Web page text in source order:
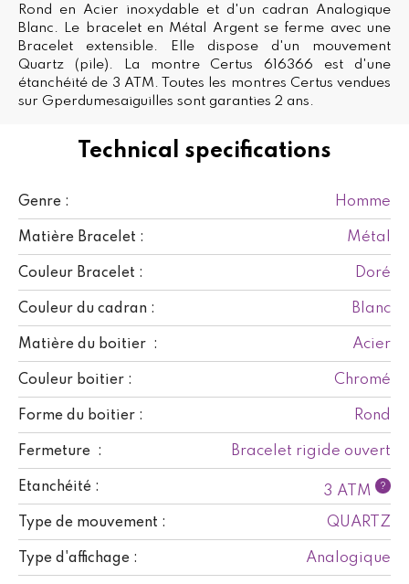
Technical specifications
Genre : Homme
Matière Bracelet : Métal
Couleur Bracelet : Doré
Couleur du cadran : Blanc
Matière du boitier : Acier
Couleur boitier : Chromé
Forme du boitier : Rond
Fermeture : Bracelet rigide ouvert
Etanchéité : 3 ATM ?
Type de mouvement : QUARTZ
Type d'affichage : Analogique
Rond en Acier inoxydable et d'un cadran Analogique
Blanc. Le bracelet en Métal Argent se ferme avec une
Bracelet extensible. Elle dispose d'un mouvement
Quartz (pile). La montre Certus 616366 est d'une
étanchéité de 3 ATM. Toutes les montres Certus vendues
sur Gperdumesaiguilles sont garanties 2 ans.